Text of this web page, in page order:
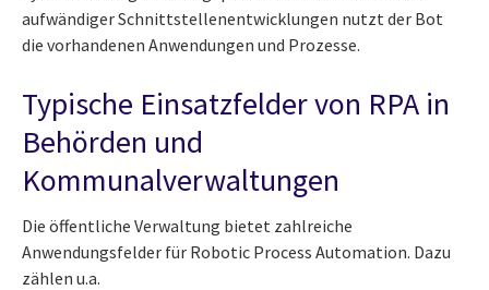
aufwändiger Schnittstellenentwicklungen nutzt der Bot
die vorhandenen Anwendungen und Prozesse.
Typische Einsatzfelder von RPA in
Behörden und
Kommunalverwaltungen
Die öffentliche Verwaltung bietet zahlreiche
Anwendungsfelder für Robotic Process Automation. Dazu
zählen u.a.